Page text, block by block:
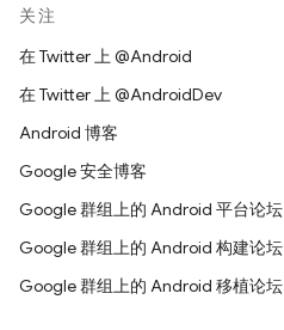
关注
在 Twitter 上 @Android
在 Twitter 上 @AndroidDev
Android 博客
Google 安全博客
Google 群组上的 Android 平台论坛
Google 群组上的 Android 构建论坛
Google 群组上的 Android 移植论坛